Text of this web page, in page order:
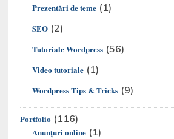
Prezentări de teme (1)
SEO (2)
Tutoriale Wordpress (56)
Video tutoriale (1)
Wordpress Tips & Tricks (9)
Portfolio (116)
Anunțuri online (1)